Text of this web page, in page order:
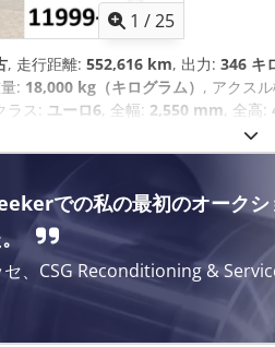
1 /25
, 走行距離: 552,616 km, 出力: 346 キ
: 18,000 kg（キログラム） , アクス
ラス: ユーロ6, 全幅: 2,550 mm, 全高:
2021
ン, ナビゲーションシステム, パーキ
での私の最初のオークシ
。
セ、CSG Reconditioning &